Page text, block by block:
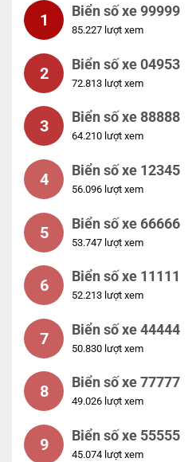
1 Biển số xe 99999
85.227 lượt xem
2 Biển số xe 04953
72.813 lượt xem
3 Biển số xe 88888
64.210 lượt xem
4 Biển số xe 12345
56.096 lượt xem
5 Biển số xe 66666
53.747 lượt xem
6 Biển số xe 11111
52.213 lượt xem
7 Biển số xe 44444
50.830 lượt xem
8 Biển số xe 77777
49.026 lượt xem
9 Biển số xe 55555
45.074 lượt xem